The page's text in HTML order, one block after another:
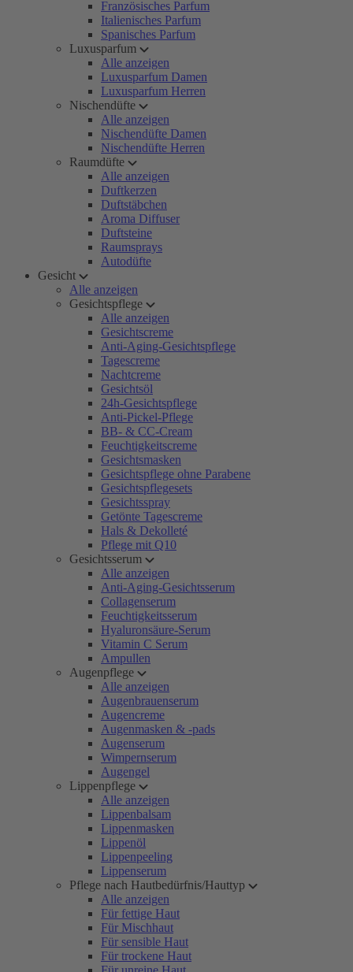
Französisches Parfum
Italienisches Parfum
Spanisches Parfum
Luxusparfum
Alle anzeigen
Luxusparfum Damen
Luxusparfum Herren
Nischendüfte
Alle anzeigen
Nischendüfte Damen
Nischendüfte Herren
Raumdüfte
Alle anzeigen
Duftkerzen
Duftstäbchen
Aroma Diffuser
Duftsteine
Raumsprays
Autodüfte
Gesicht
Alle anzeigen
Gesichtspflege
Alle anzeigen
Gesichtscreme
Anti-Aging-Gesichtspflege
Tagescreme
Nachtcreme
Gesichtsöl
24h-Gesichtspflege
Anti-Pickel-Pflege
BB- & CC-Cream
Feuchtigkeitscreme
Gesichtsmasken
Gesichtspflege ohne Parabene
Gesichtspflegesets
Gesichtsspray
Getönte Tagescreme
Hals & Dekolleté
Pflege mit Q10
Gesichtsserum
Alle anzeigen
Anti-Aging-Gesichtsserum
Collagenserum
Feuchtigkeitsserum
Hyaluronsäure-Serum
Vitamin C Serum
Ampullen
Augenpflege
Alle anzeigen
Augenbrauenserum
Augencreme
Augenmasken & -pads
Augenserum
Wimpernserum
Augengel
Lippenpflege
Alle anzeigen
Lippenbalsam
Lippenmasken
Lippenöl
Lippenpeeling
Lippenserum
Pflege nach Hautbedürfnis/Hauttyp
Alle anzeigen
Für fettige Haut
Für Mischhaut
Für sensible Haut
Für trockene Haut